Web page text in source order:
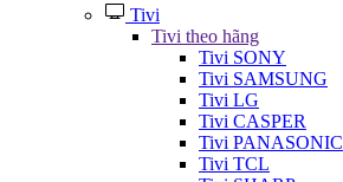
Tivi
Tivi theo hãng
Tivi SONY
Tivi SAMSUNG
Tivi LG
Tivi CASPER
Tivi PANASONIC
Tivi TCL